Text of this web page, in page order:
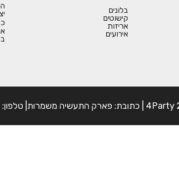
בלונים
קישוטים
אריזות
אירועים